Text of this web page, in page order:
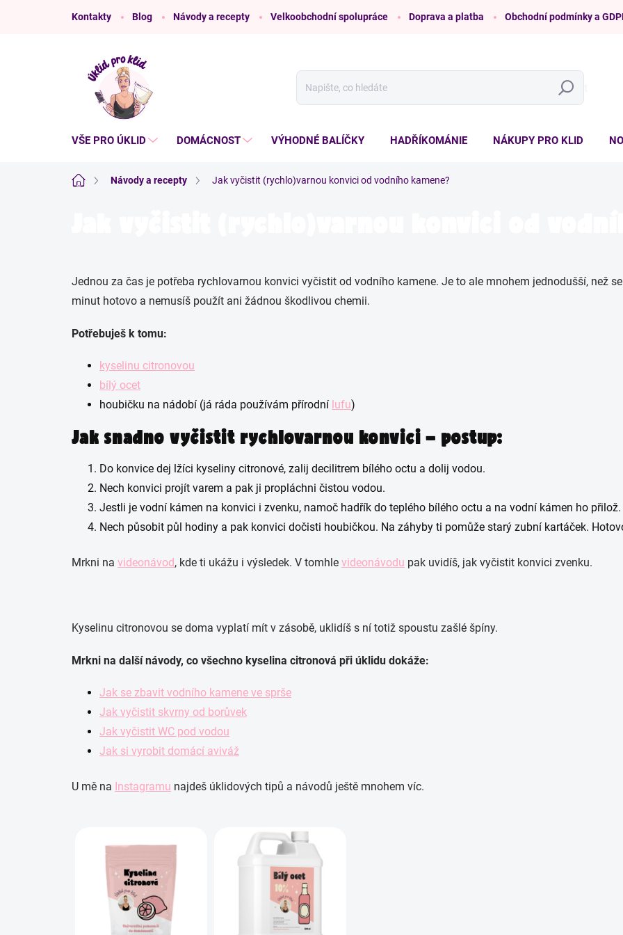
Kontakty Blog Návody a recepty Velkoobchodní spolupráce Doprava a platba Obchodní podmínky a
Hledat
VŠE PRO ÚKLID DOMÁCNOST VÝHODNÉ BALÍČKY HADŘÍKOMÁNIE NÁKUPY PRO KLID
Domů Návody a recepty Jak vyčistit (rychlo)varnou konvici od vodního kamene?
Jednou za čas je potřeba rychlovarnou konvici vyčistit od vodního kamene. Je to ale mnohem jednodušší, než
minut hotovo a nemusíš použít ani žádnou škodlivou chemii.
Potřebuješ k tomu:
kyselinu citronovou
bílý ocet
houbičku na nádobí (já ráda používám přírodní lufu)
Jak snadno vyčistit rychlovarnou konvici – postup:
Do konvice dej lžíci kyseliny citronové, zalij decilitrem bílého octu a dolij vodou.
Nech konvici projít varem a pak ji propláchni čistou vodou.
Jestli je vodní kámen na konvici i zvenku, namoč hadřík do teplého bílého octu a na vodní kámen ho přilož.
Nech působit půl hodiny a pak konvici dočisti houbičkou. Na záhyby ti pomůže starý zubní kartáček.
Mrkni na videonávod, kde ti ukážu i výsledek. V tomhle videonávodu pak uvidíš, jak vyčistit konvici zvenku.
Kyselinu citronovou se doma vyplatí mít v zásobě, uklidíš s ní totiž spoustu zašlé špíny.
Mrkni na další návody, co všechno kyselina citronová při úklidu dokáže:
Jak se zbavit vodního kamene ve sprše
Jak vyčistit skvrny od borůvek
Jak vyčistit WC pod vodou
Jak si vyrobit domácí aviváž
U mě na Instagramu najdeš úklidových tipů a návodů ještě mnohem víc.